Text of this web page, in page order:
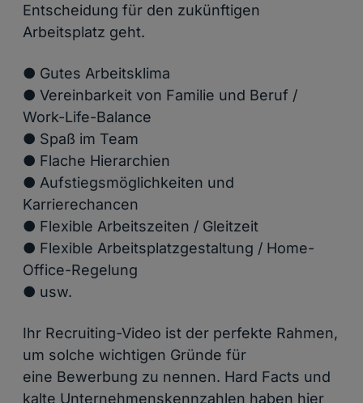
Entscheidung für den zukünftigen
Arbeitsplatz geht.
● Gutes Arbeitsklima
● Vereinbarkeit von Familie und Beruf /
Work-Life-Balance
● Spaß im Team
● Flache Hierarchien
● Aufstiegsmöglichkeiten und
Karrierechancen
● Flexible Arbeitszeiten / Gleitzeit
● Flexible Arbeitsplatzgestaltung / Home-
Office-Regelung
● usw.
Ihr Recruiting-Video ist der perfekte Rahmen,
um solche wichtigen Gründe für
eine Bewerbung zu nennen. Hard Facts und
kalte Unternehmenskennzahlen haben hier